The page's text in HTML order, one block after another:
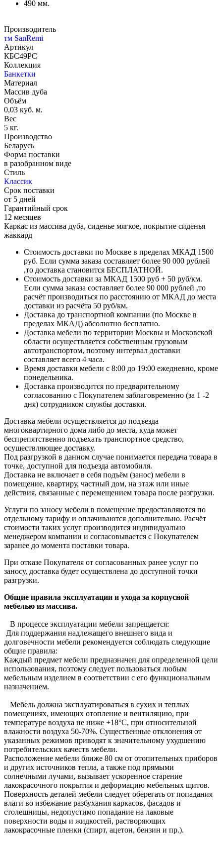
490 мм.
Производитель
тм SanRemi
Артикул
КБС49РС
Коллекция
Банкетки
Материал
Массив дуба
Объём
0,03 куб. м.
Вес
5 кг.
Производство
Беларусь
Форма поставки
в разобранном виде
Стиль
Классик
Срок поставки
от 5 дней
Гарантийный срок
12 месяцев
Каркас из массива дуба, сиденье мягкое, покрытие сиденья
жаккард
Стоимость доставки по Москве в пределах МКАД 1500
руб. Если сумма заказа составляет более 90 000 рублей
,то доставка становится БЕСПЛАТНОЙ.
Стоимость доставки за МКАД 1500 руб + 50 руб/км.
Если сумма заказа составляет более 90 000 рублей ,то
расчёт производиться по расстоянию от МКАД до места
доставки из расчёта 50 руб/км.
Доставка до транспортной компании (по Москве в
пределах МКАД) абсолютно бесплатно.
Доставка мебели по территории Москвы и Московской
области осуществляется собственным грузовым
автотранспортом, поэтому интервал доставки
составляет всего 4 часа.
Время доставки мебели с 8:00 до 19:00 ежедневно, кроме
понедельника.
Доставка производится по предварительному
согласованию с Покупателем заблаговременно (за 1 -2
дня) сотрудником службы доставки.
Доставка мебели осуществляется до подъезда
многоквартирного дома либо до места, куда может
беспрепятственно подъехать транспортное средство,
осуществляющее доставку.
Под разгрузкой в данном случае понимается передача товара в
точке, доступной для подъезда автомобиля.
Доставка не включает в себя подъём (занос) мебели в
помещение, квартиру, частный дом, на этаж или иные
действия, связанные с перемещением товара после разгрузки.
Услуги по заносу мебели в помещение предоставляются по
отдельному тарифу и оплачиваются дополнительно. Расчёт
стоимости таких услуг производится индивидуально
менеджером компании и согласовывается с Покупателем
заранее до момента поставки товара.
При отказе Покупателя от согласованных ранее услуг по
заносу, доставка будет осуществлена до доступной точки
разгрузки.
Общие правила эксплуатации и ухода за корпусной
мебелью из массива.
В процессе эксплуатации мебели запрещается:
Для поддержания надлежащего внешнего вида и
долговечности мебели рекомендуется соблюдать следующие
общие правила:
Каждый предмет мебели предназначен для определенной цели
использования, поэтому следует пользоваться любым
мебельным изделием в соответствии с его функциональным
назначением.
Мебель должна эксплуатироваться в сухих и теплых
помещениях, имеющих отопление и вентиляцию, при
температуре воздуха не ниже +18°C, при относительной
влажности воздуха 50-70%. Существенные отклонения от
указанных режимов приводят к значительному ухудшению
потребительских качеств мебели.
Расположение мебели ближе 80 см от отопительных приборов
и других источников тепла, а также под прямыми
солнечными лучами, вызывает ускоренное старение
лакокрасочного покрытия и деформацию мебельных щитов.
Поверхность деталей мебели следует оберегать от попадания
влаги во избежание разбухания каркасов, фасадов и
столешницы, недопустимо попадание на лаковые
поверхности воды и жидкостей, растворяющих
лакокрасочные пленки (спирт, ацетон, бензин и пр.).